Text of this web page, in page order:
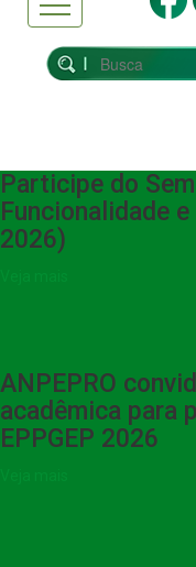
Participe do
Funcionalidade
2026)
ANPEPRO
acadêmica para
EPPGEP 2026